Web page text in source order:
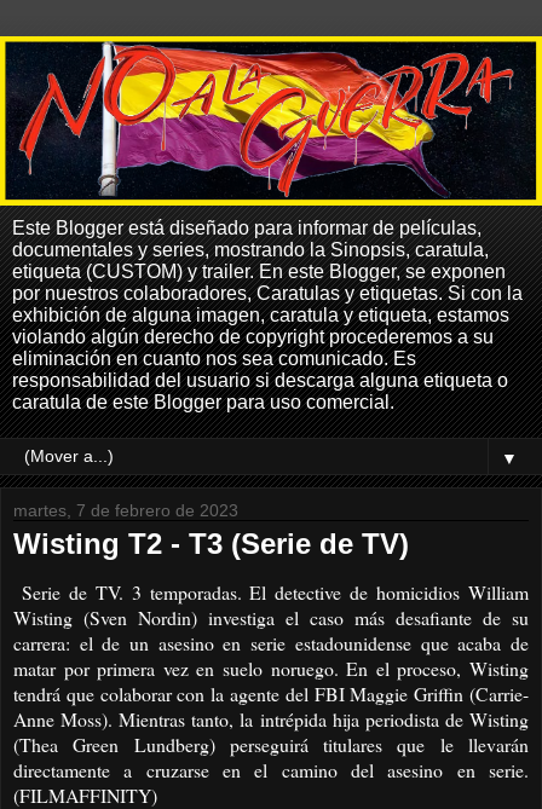
Este Blogger está diseñado para informar de películas,
documentales y series, mostrando la Sinopsis, caratula,
etiqueta (CUSTOM) y trailer. En este Blogger, se exponen
por nuestros colaboradores, Caratulas y etiquetas. Si con la
exhibición de alguna imagen, caratula y etiqueta, estamos
violando algún derecho de copyright procederemos a su
eliminación en cuanto nos sea comunicado. Es
responsabilidad del usuario si descarga alguna etiqueta o
caratula de este Blogger para uso comercial.
▼
martes, 7 de febrero de 2023
Wisting T2 - T3 (Serie de TV)
Serie de TV. 3 temporadas. El detective de homicidios William
Wisting (Sven Nordin) investiga el caso más desafiante de su
carrera: el de un asesino en serie estadounidense que acaba de
matar por primera vez en suelo noruego. En el proceso, Wisting
tendrá que colaborar con la agente del FBI Maggie Griffin (Carrie-
Anne Moss). Mientras tanto, la intrépida hija periodista de Wisting
(Thea Green Lundberg) perseguirá titulares que le llevarán
directamente a cruzarse en el camino del asesino en serie.
(FILMAFFINITY)